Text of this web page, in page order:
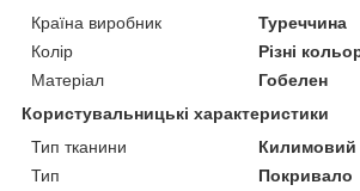
Країна виробник
Туреччина
Колір
Різні
Матеріал
Гобелен
Користувальницькі характеристики
Тип тканини
Килимовий
Тип
Покривало